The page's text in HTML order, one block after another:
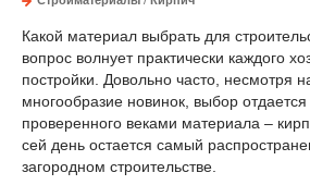
Какой материал выбрать для
вопрос волнует практически каждого
постройки. Довольно часто, несмотря
многообразие новинок, выбор отдается
проверенного веками материала –
сей день остается самый
загородном строительстве.